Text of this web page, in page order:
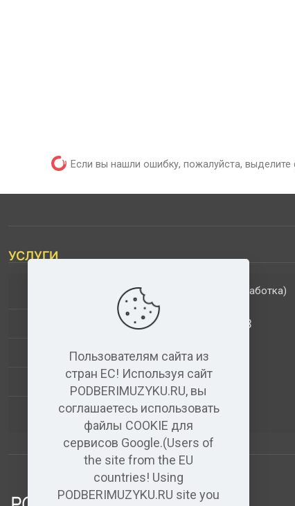
Если вы нашли ошибку, пожалуйста, выделите
УСЛУГИ
ДОПОЛНИТЕЛЬНЫЕ УСЛУГИ (обработка)
АНАЛИЗ МУЗЫКАЛЬНЫХ ТРЕКОВ
ВИДЕО+АУДИО
УСЛУГИ ЗВУКОЗАПИСИ
АУДИО РЕДАКТОР(бесплатный)
Пользователям сайта из
стран ЕС! Используя сайт
PODBERIMUZYKU.RU, вы
соглашаетесь использовать
файлы COOKIE для
сервисов Google.(Users of
the site from the EU
countries! Using
PODBERIMUZYKU.RU site you